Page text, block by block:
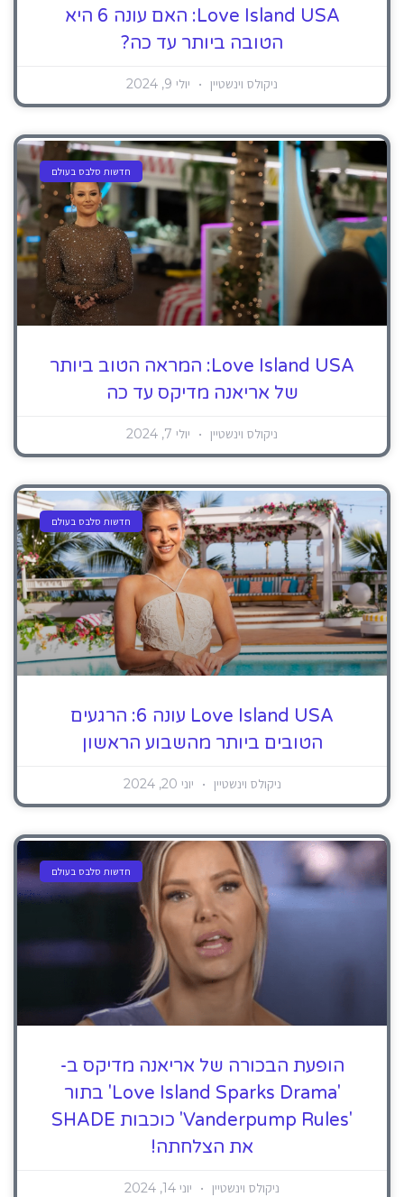
Love Island USA: האם עונה 6 היא
הטובה ביותר עד כה?
ניקולס וינשטיין יולי 9, 2024
חדשות סלבס בעולם
Love Island USA: המראה הטוב ביותר
של אריאנה מדיקס עד כה
ניקולס וינשטיין יולי 7, 2024
חדשות סלבס בעולם
Love Island USA עונה 6: הרגעים
הטובים ביותר מהשבוע הראשון
ניקולס וינשטיין יוני 20, 2024
חדשות סלבס בעולם
הופעת הבכורה של אריאנה מדיקס ב-
'Love Island Sparks Drama' בתור
'Vanderpump Rules' כוכבות SHADE
את הצלחתה!
ניקולס וינשטיין יוני 14, 2024